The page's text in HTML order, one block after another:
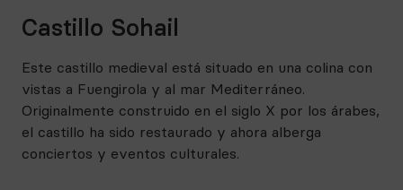
Castillo Sohail
Este castillo medieval está situado en una colina con
vistas a Fuengirola y al mar Mediterráneo.
Originalmente construido en el siglo X por los árabes,
el castillo ha sido restaurado y ahora alberga
conciertos y eventos culturales.